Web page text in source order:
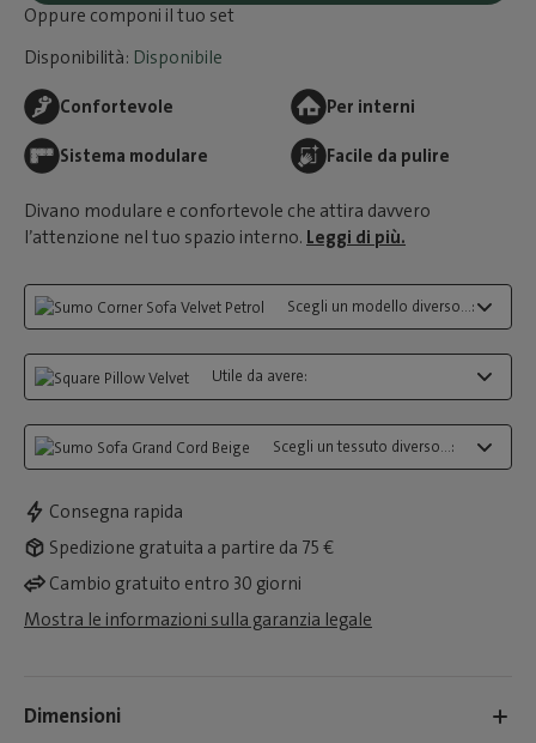
Oppure componi il tuo set
Disponibilità: Disponibile
Confortevole Per interni
Sistema modulare Facile da pulire
Divano modulare e confortevole che attira davvero
l’attenzione nel tuo spazio interno. Leggi di più.
Scegli un modello diverso...:
Utile da avere:
Scegli un tessuto diverso...:
Consegna rapida
Spedizione gratuita a partire da 75 €
Cambio gratuito entro 30 giorni
Mostra le informazioni sulla garanzia legale
Dimensioni